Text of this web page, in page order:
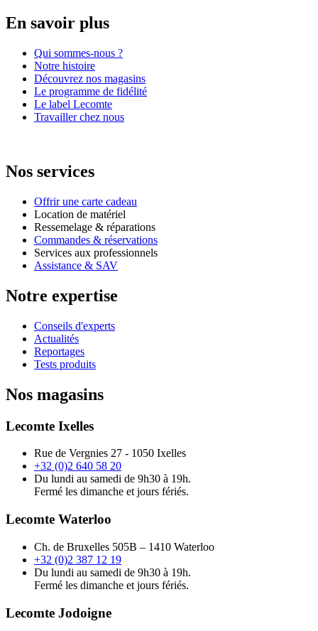
En savoir plus
Qui sommes-nous ?
Notre histoire
Découvrez nos magasins
Le programme de fidélité
Le label Lecomte
Travailler chez nous
Nos services
Offrir une carte cadeau
Location de matériel
Ressemelage & réparations
Commandes & réservations
Services aux professionnels
Assistance & SAV
Notre expertise
Conseils d'experts
Actualités
Reportages
Tests produits
Nos magasins
Lecomte Ixelles
Rue de Vergnies 27 - 1050 Ixelles
+32 (0)2 640 58 20
Du lundi au samedi de 9h30 à 19h.
Fermé les dimanche et jours fériés.
Lecomte Waterloo
Ch. de Bruxelles 505B – 1410 Waterloo
+32 (0)2 387 12 19
Du lundi au samedi de 9h30 à 19h.
Fermé les dimanche et jours fériés.
Lecomte Jodoigne